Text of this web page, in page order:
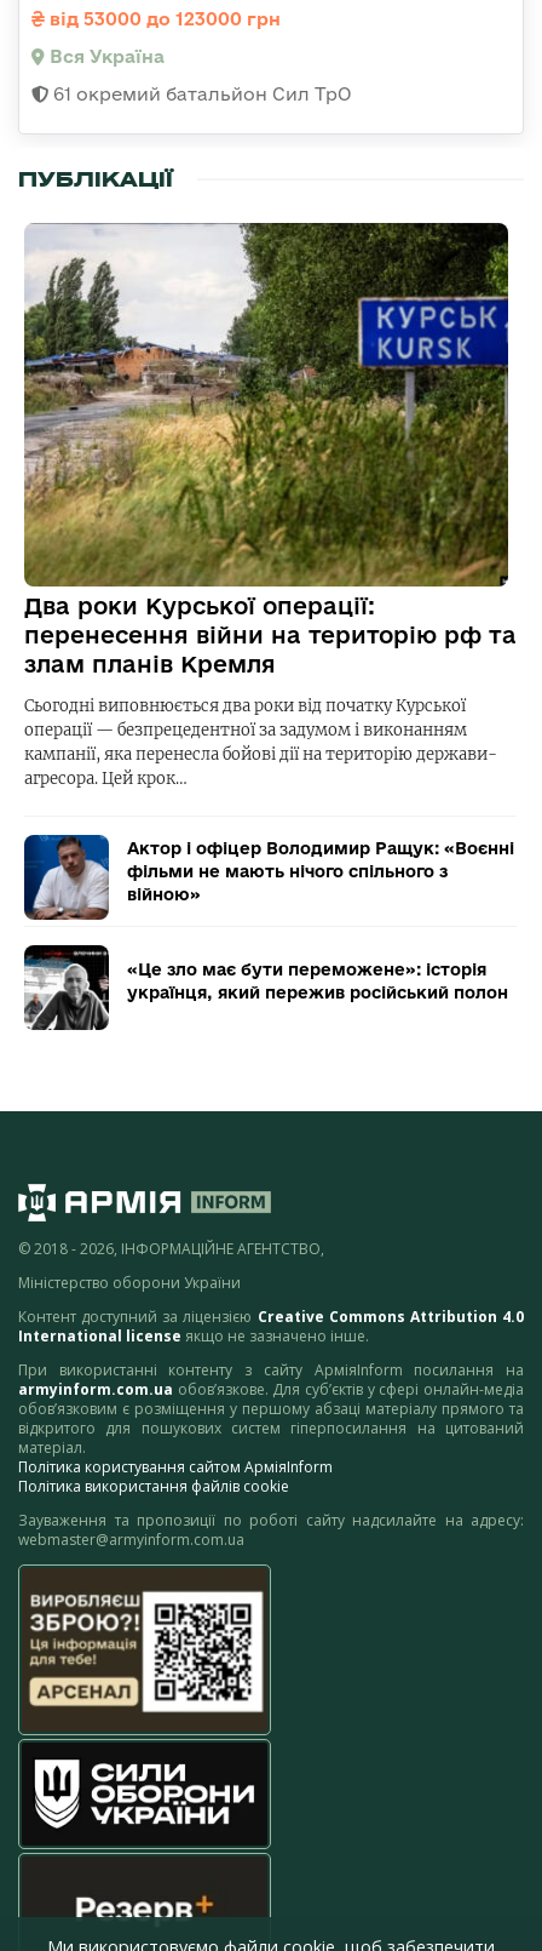
від 53000 до 123000 грн
Вся Україна
61 окремий батальйон Сил ТрО
ПУБЛІКАЦІЇ
Два роки Курської операції:
перенесення війни на територію рф та
злам планів Кремля
Сьогодні виповнюється два роки від початку Курської
операції — безпрецедентної за задумом і виконанням
кампанії, яка перенесла бойові дії на територію держави-
агресора. Цей крок…
Актор і офіцер Володимир Ращук: «Воєнні
фільми не мають нічого спільного з
війною»
«Це зло має бути переможене»: історія
українця, який пережив російський полон
© 2018 - 2026, ІНФОРМАЦІЙНЕ АГЕНТСТВО,
Міністерство оборони України
Контент доступний за ліцензією Creative Commons Attribution 4.0
International license якщо не зазначено інше.
При використанні контенту з сайту АрміяInform посилання на
armyinform.com.ua обов’язкове. Для суб’єктів у сфері онлайн-медіа
обов’язковим є розміщення у першому абзаці матеріалу прямого та
відкритого для пошукових систем гіперпосилання на цитований
матеріал.
Політика користування сайтом АрміяInform
Політика використання файлів cookie
Зауваження та пропозиції по роботі сайту надсилайте на адресу:
webmaster@armyinform.com.ua